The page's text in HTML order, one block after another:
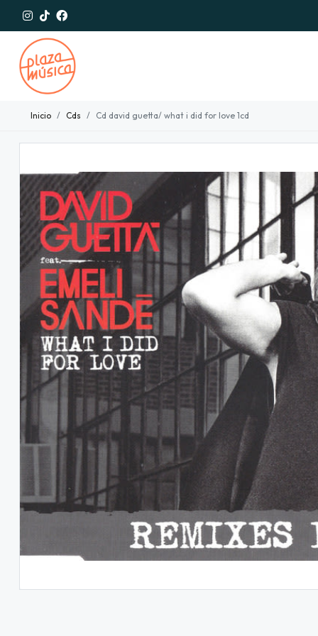
Inicio Cds Cd david guetta/ what i did for love 1cd